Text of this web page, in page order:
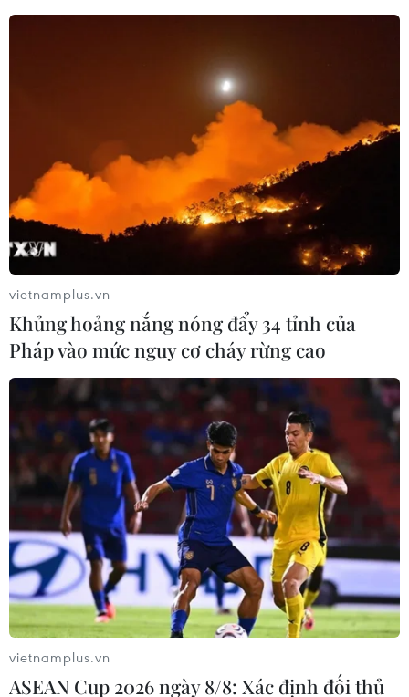
Giá vàng thế giới nối dài đà giảm sang
phiên thứ 6 liên tiếp
10/10/2024 01:01
Giá vàng giao ngay giảm 0,5% xuống 2.607,93
USD/ounce, trong khi giá vàng kỳ hạn giao tháng
12/2024 của Mỹ chốt phiên giảm 0,4%, xuống 2.626
USD/ounce.
Vàng tăng giá cao ngất ngưởng: 'Điểm
danh' 10 nước có lượng dự trữ lớn nhất
vietnamplus.vn
Khủng hoảng nắng nóng đẩy 34 tỉnh của
Pháp vào mức nguy cơ cháy rừng cao
vietnamplus.vn
ASEAN Cup 2026 ngày 8/8: Xác định đối thủ